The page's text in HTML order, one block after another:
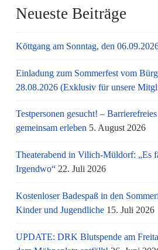
Neueste Beiträge
Köttgang am Sonntag, den
Einladung zum Sommerfest vom
28.08.2026 (Exklusiv für unsere
Testpersonen gesucht! –
gemeinsam erleben 5. August 2026
Theaterabend in Vilich-Müldorf: „Es
Irgendwo“ 22. Juli 2026
Kostenloser Badespaß in den
Kinder und Jugendliche 15. Juli 2026
UPDATE: DRK Blutspende am